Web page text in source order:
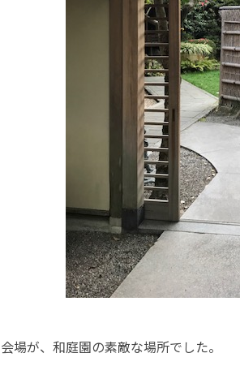
会場が、和庭園の素敵な場所でした。